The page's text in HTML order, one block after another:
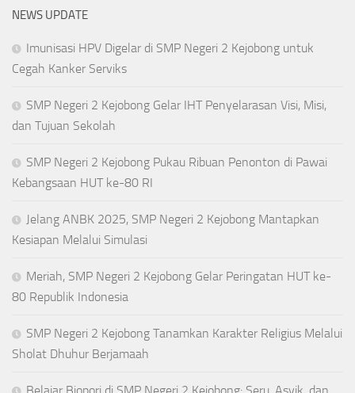
NEWS UPDATE
Imunisasi HPV Digelar di SMP Negeri 2 Kejobong untuk
Cegah Kanker Serviks
SMP Negeri 2 Kejobong Gelar IHT Penyelarasan Visi, Misi,
dan Tujuan Sekolah
SMP Negeri 2 Kejobong Pukau Ribuan Penonton di Pawai
Kebangsaan HUT ke-80 RI
Jelang ANBK 2025, SMP Negeri 2 Kejobong Mantapkan
Kesiapan Melalui Simulasi
Meriah, SMP Negeri 2 Kejobong Gelar Peringatan HUT ke-
80 Republik Indonesia
SMP Negeri 2 Kejobong Tanamkan Karakter Religius Melalui
Sholat Dhuhur Berjamaah